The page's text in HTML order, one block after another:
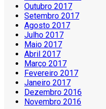
Outubro 2017
Setembro 2017
Agosto 2017
Julho 2017
Maio 2017
Abril 2017
Março 2017
Fevereiro 2017
Janeiro 2017
Dezembro 2016
Novembro 2016